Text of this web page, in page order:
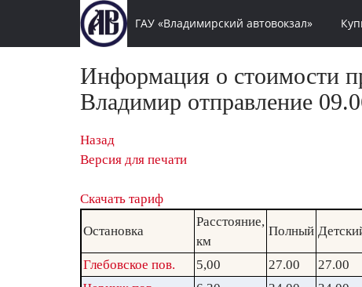
ГАУ «Владимирский автовокзал»
Информация о стоимости
Владимир отправление
Назад
Версия для печати
Скачать тариф
Остановка
Расстояние,
км
Полный
Глебовское пов.
5,00 27.00 27.00